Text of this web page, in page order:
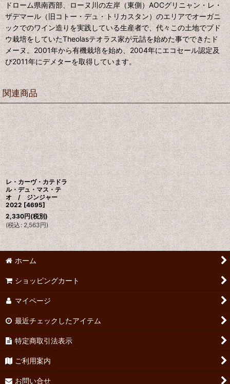
ドローム県南西部、ローヌ川の左岸（東側）AOCグリニャン・レ・
ザデマール（旧コトー・デュ・トリカスタン）のエリアでオーガニ
ックでのワイン造りを実践している生産者で、代々この土地でブド
ウ栽培をしていたTheolasテオラス家が元詰を始めた事でできたド
メーヌ。2001年から有機栽培を始め、2004年にエコセール認定及
び2011年にデメターを取得しています。
関連商品
レ・カーヴ・カテドラ
ル・デュ・マス・テ
オ / ジンジャー
2022 [4695]
2,330円(税別)
(税込 : 2,563円)
ホーム
ショッピングカート
マイページ
最近チェックしたアイテム
特定商取引法表示
ご利用案内
お問い合せ